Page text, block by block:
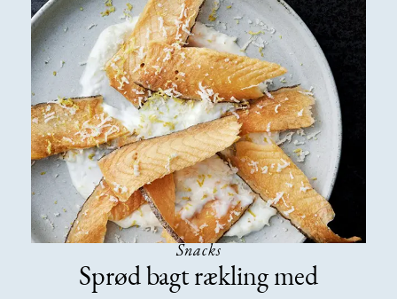
Snacks
Sprød bagt rækling med